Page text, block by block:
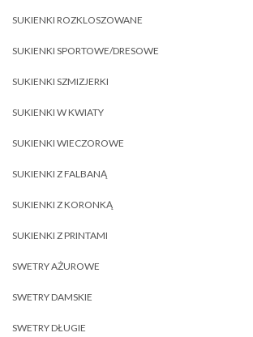
SUKIENKI ROZKLOSZOWANE
SUKIENKI SPORTOWE/DRESOWE
SUKIENKI SZMIZJERKI
SUKIENKI W KWIATY
SUKIENKI WIECZOROWE
SUKIENKI Z FALBANĄ
SUKIENKI Z KORONKĄ
SUKIENKI Z PRINTAMI
SWETRY AŻUROWE
SWETRY DAMSKIE
SWETRY DŁUGIE